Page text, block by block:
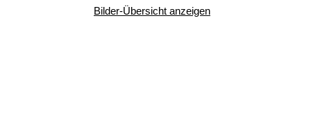
Bilder-Übersicht anzeigen